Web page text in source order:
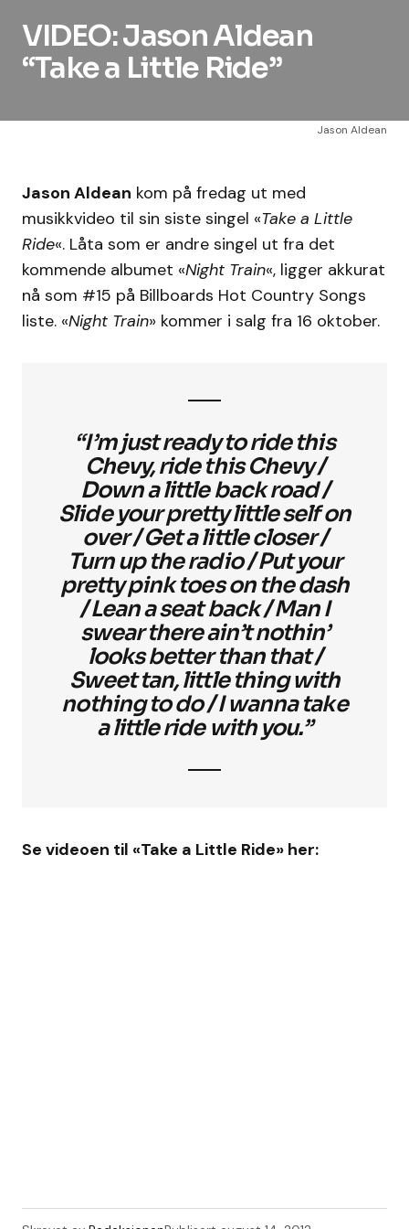
VIDEO: Jason Aldean
“Take a Little Ride”
Jason Aldean
Jason Aldean kom på fredag ut med
musikkvideo til sin siste singel «Take a Little
Ride«. Låta som er andre singel ut fra det
kommende albumet «Night Train«, ligger akkurat
nå som #15 på Billboards Hot Country Songs
liste. «Night Train» kommer i salg fra 16 oktober.
“I’m just ready to ride this
Chevy, ride this Chevy /
Down a little back road /
Slide your pretty little self on
over / Get a little closer /
Turn up the radio / Put your
pretty pink toes on the dash
/ Lean a seat back / Man I
swear there ain’t nothin’
looks better than that /
Sweet tan, little thing with
nothing to do / I wanna take
a little ride with you.”
Se videoen til «Take a Little Ride» her: